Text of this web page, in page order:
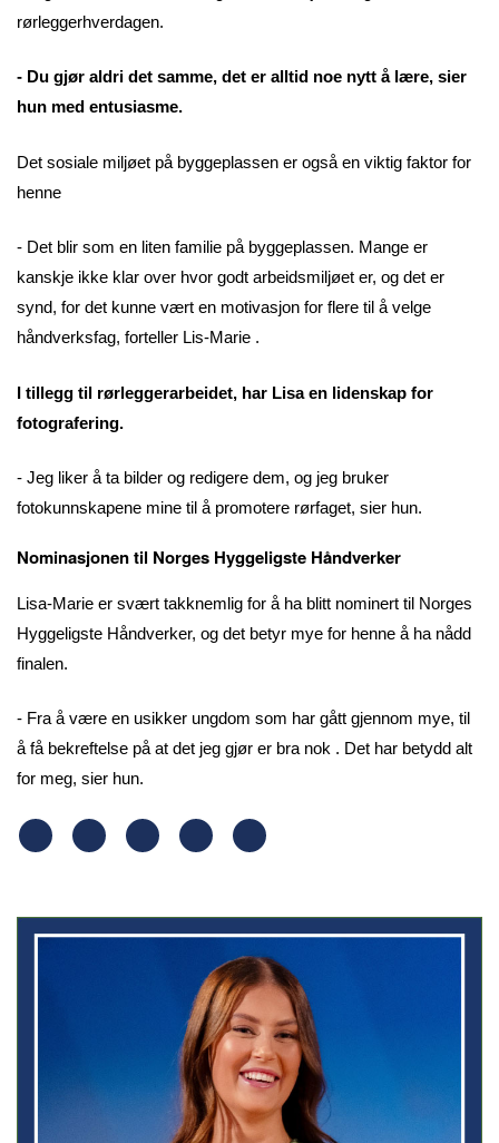
rørleggerhverdagen.
- Du gjør aldri det samme, det er alltid noe nytt å lære, sier
hun med entusiasme.
Det sosiale miljøet på byggeplassen er også en viktig faktor for
henne
- Det blir som en liten familie på byggeplassen. Mange er
kanskje ikke klar over hvor godt arbeidsmiljøet er, og det er
synd, for det kunne vært en motivasjon for flere til å velge
håndverksfag, forteller Lis-Marie .
I tillegg til rørleggerarbeidet, har Lisa en lidenskap for
fotografering.
- Jeg liker å ta bilder og redigere dem, og jeg bruker
fotokunnskapene mine til å promotere rørfaget, sier hun.
Nominasjonen til Norges Hyggeligste Håndverker
Lisa-Marie er svært takknemlig for å ha blitt nominert til Norges
Hyggeligste Håndverker, og det betyr mye for henne å ha nådd
finalen.
- Fra å være en usikker ungdom som har gått gjennom mye, til
å få bekreftelse på at det jeg gjør er bra nok . Det har betydd alt
for meg, sier hun.